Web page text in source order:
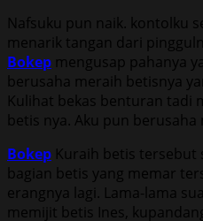
Nafsuku pun naik. kontolku
menarik tangan dari
Bokep mengusap pahanya
berusaha meraih betisnya
Kulihat bekas benturan tadi
betis nya. Aku pun
Bokep Kuraih betis tersebut
bagian betis yang memar
erangnya lagi. Lama-lama
memijit betis Ines,